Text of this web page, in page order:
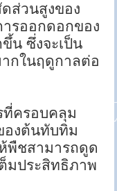
ส่วนสูงของ
รออกดอกของ
น ซึ่งจะเป็น
กในฤดูกาลต่อ
ที่ครอบคลุม
องต้นทับทิม
พืชสามารถดูด
มประสิทธิภาพ